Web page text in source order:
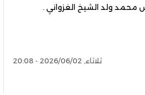
محمد ولد الشيخ الغزواني .
ثلاثاء, 2026/06/02 - 20:08